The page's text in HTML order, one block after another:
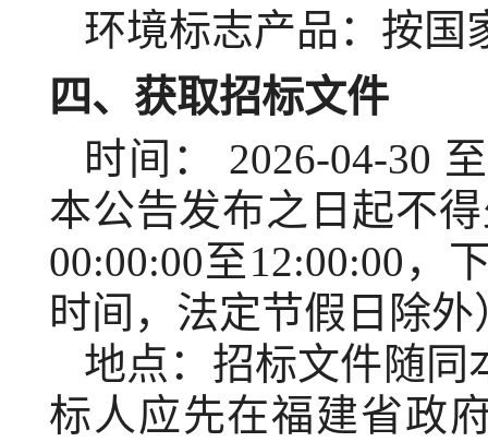
环境标志产品： 按国
四、获取招标文件
时间：
2026-04-30 至
本公告发布之日起不
00:00:00至12:00:00 ，
时间，法定节假日除外
地点： 招标文件随同
标人应先在福建省政